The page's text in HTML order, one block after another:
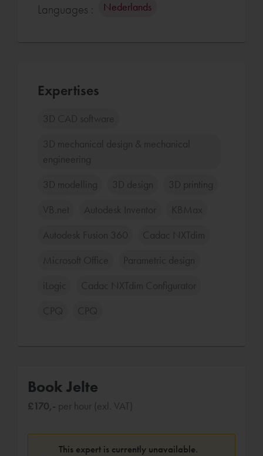
Languages : Nederlands
Expertises
3D CAD software
3D mechanical design & mechanical
engineering
3D modelling 3D design 3D printing
VB.net Autodesk Inventor KBMax
Autodesk Fusion 360 Cadac NXTdim
Microsoft Office Parametric design
iLogic Cadac NXTdim Configurator
CPQ CPQ
Book Jelte
£170,- per hour (exl. VAT)
This expert is currently unavailable.